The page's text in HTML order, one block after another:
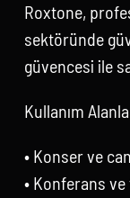
Roxtone,
sektöründe
güvencesi ile
Kullanım
• Konser ve
• Konferans ve